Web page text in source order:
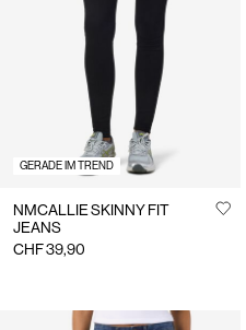
Schweiz
GERADE IM TREND
NMCALLIE SKINNY FIT
JEANS
CHF 39,90